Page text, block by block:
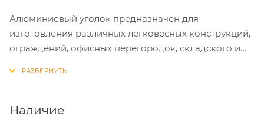
Алюминиевый уголок предназначен для
изготовления различных легковесных конструкций,
ограждений, офисных перегородок, складского и
Наличие